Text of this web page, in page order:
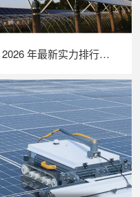
2026 年最新实力排行｜无人机 EL 检测系统 TOP 推荐，LAILX LXH210 深度解析